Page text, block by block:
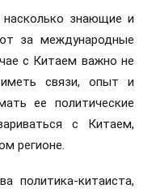
знающие и
за международные
с Китаем важно не
связи, опыт и
ее политические
с Китаем,
регионе.
политика-китаиста,